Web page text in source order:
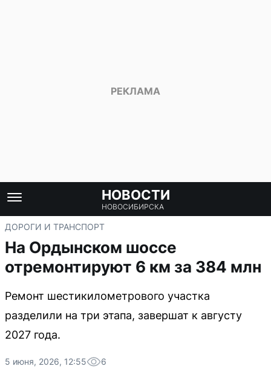
НОВОСТИ
НОВОСИБИРСКА
ДОРОГИ И ТРАНСПОРТ
На Ордынском шоссе
отремонтируют 6 км за 384 млн
Ремонт шестикилометрового участка
разделили на три этапа, завершат к августу
2027 года.
5 июня, 2026, 12:55 6